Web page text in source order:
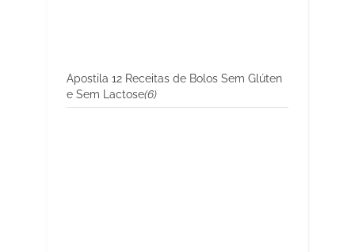
Apostila 12 Receitas de Bolos Sem Glúten
e Sem Lactose(6)